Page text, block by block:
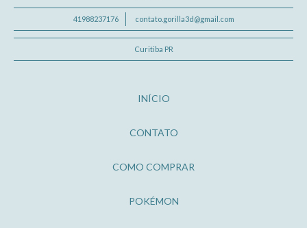
41988237176 contato.gorilla3d@gmail.com
Curitiba PR
INÍCIO
CONTATO
COMO COMPRAR
POKÉMON